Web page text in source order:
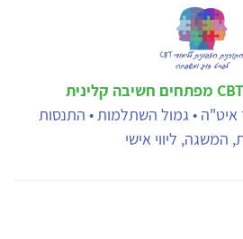
איט"ה • גמול השתלמות • התנסות
המשגה, ליווי אישי